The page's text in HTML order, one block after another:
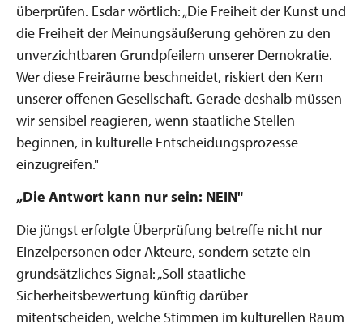
überprüfen. Esdar wörtlich: „Die Freiheit der Kunst und
die Freiheit der Meinungsäußerung gehören zu den
unverzichtbaren Grundpfeilern unserer Demokratie.
Wer diese Freiräume beschneidet, riskiert den Kern
unserer offenen Gesellschaft. Gerade deshalb müssen
wir sensibel reagieren, wenn staatliche Stellen
beginnen, in kulturelle Entscheidungsprozesse
einzugreifen."
„Die Antwort kann nur sein: NEIN"
Die jüngst erfolgte Überprüfung betreffe nicht nur
Einzelpersonen oder Akteure, sondern setzte ein
grundsätzliches Signal: „Soll staatliche
Sicherheitsbewertung künftig darüber
mitentscheiden, welche Stimmen im kulturellen Raum